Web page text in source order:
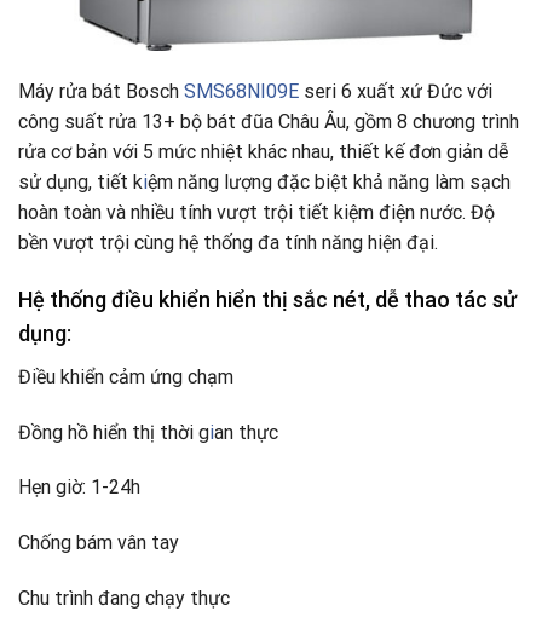
Máy rửa bát Bosch SMS68NI09E seri 6 xuất xứ Đức với
công suất rửa 13+ bộ bát đũa Châu Âu, gồm 8 chương trình
rửa cơ bản với 5 mức nhiệt khác nhau, thiết kế đơn giản dễ
sử dụng, tiết kiệm năng lượng đặc biệt khả năng làm sạch
hoàn toàn và nhiều tính vượt trội tiết kiệm điện nước. Độ
bền vượt trội cùng hệ thống đa tính năng hiện đại.
Hệ thống điều khiển hiển thị sắc nét, dễ thao tác sử
dụng:
Điều khiển cảm ứng chạm
Đồng hồ hiển thị thời gian thực
Hẹn giờ: 1-24h
Chống bám vân tay
Chu trình đang chạy thực